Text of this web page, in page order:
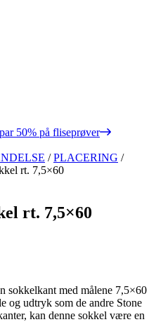
50% på fliseprøver
/PLACERING /
rt. 7,5×60
rt. 7,5×60
sokkelkant med målene 7,5×60
og udtryk som de andre Stone
kan denne sokkel være en